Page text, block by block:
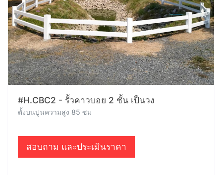
#H.CBC2 - รั้วคาวบอย 2 ชั้น เป็นวง
ตั้งบนปูนความสูง 85 ซม
สอบถาม และประเมินราคา